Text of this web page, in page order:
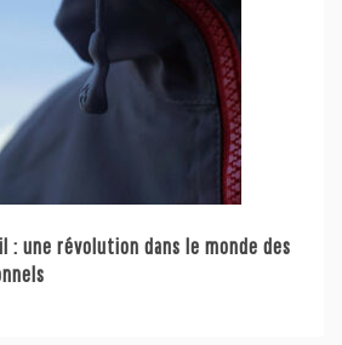
: une révolution dans le monde des